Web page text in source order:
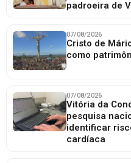
padroeira de
07/08/2026
Cristo de
como
07/08/2026
Vitória da
pesquisa
identificar
cardíaca